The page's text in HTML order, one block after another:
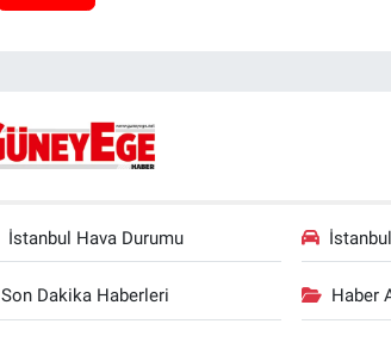
İstanbul Hava Durumu
Son Dakika Haberleri Haber